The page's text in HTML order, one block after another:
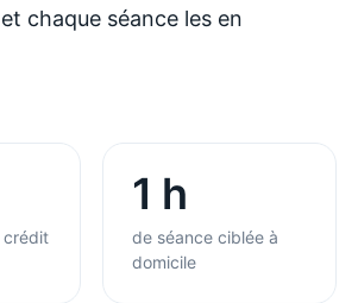
chaque séance les en
crédit
1 h
de séance ciblée à
domicile